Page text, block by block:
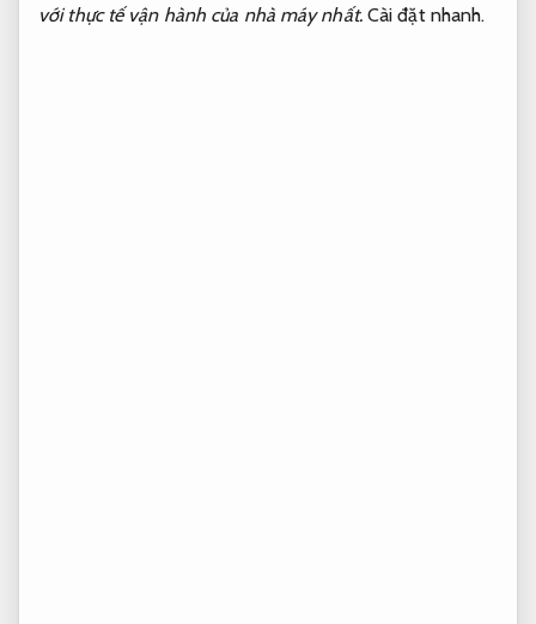
với thực tế vận hành của nhà máy nhất. Cài đặt nhanh.